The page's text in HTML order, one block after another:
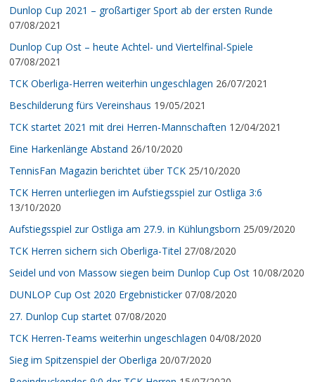
Dunlop Cup 2021 – großartiger Sport ab der ersten Runde
07/08/2021
Dunlop Cup Ost – heute Achtel- und Viertelfinal-Spiele
07/08/2021
TCK Oberliga-Herren weiterhin ungeschlagen 26/07/2021
Beschilderung fürs Vereinshaus 19/05/2021
TCK startet 2021 mit drei Herren-Mannschaften 12/04/2021
Eine Harkenlänge Abstand 26/10/2020
TennisFan Magazin berichtet über TCK 25/10/2020
TCK Herren unterliegen im Aufstiegsspiel zur Ostliga 3:6
13/10/2020
Aufstiegsspiel zur Ostliga am 27.9. in Kühlungsborn 25/09/2020
TCK Herren sichern sich Oberliga-Titel 27/08/2020
Seidel und von Massow siegen beim Dunlop Cup Ost 10/08/2020
DUNLOP Cup Ost 2020 Ergebnisticker 07/08/2020
27. Dunlop Cup startet 07/08/2020
TCK Herren-Teams weiterhin ungeschlagen 04/08/2020
Sieg im Spitzenspiel der Oberliga 20/07/2020